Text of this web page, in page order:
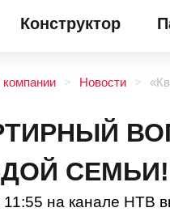
Конструктор
Новости
СЕМЬИ!
11:55 на канале НТВ